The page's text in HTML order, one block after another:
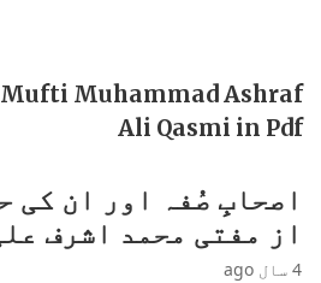
Mufti Muhammad Ashraf
Ali Qasmi in Pdf
اصحابِ صُفہ اور ان کی
از مفتی محمد اشرف
4 سال ago